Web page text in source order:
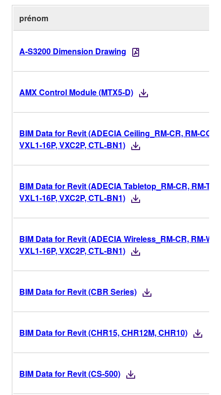
prénom
A-S3200 Dimension Drawing
AMX Control Module (MTX5-D)
BIM Data for Revit (ADECIA Ceiling_RM-CR, RM-CG,
VXL1-16P, VXC2P, CTL-BN1)
BIM Data for Revit (ADECIA Tabletop_RM-CR, RM-TT,
VXL1-16P, VXC2P, CTL-BN1)
BIM Data for Revit (ADECIA Wireless_RM-CR, RM-W,
VXL1-16P, VXC2P, CTL-BN1)
BIM Data for Revit (CBR Series)
BIM Data for Revit (CHR15, CHR12M, CHR10)
BIM Data for Revit (CS-500)